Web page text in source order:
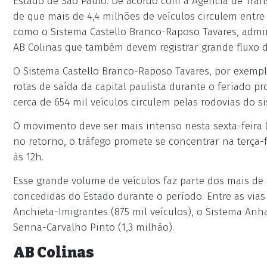
de que mais de 4,4 milhões de veículos circulem
como o Sistema Castello Branco-Raposo Tavares,
AB Colinas que também devem registrar grande fluxo
O Sistema Castello Branco-Raposo Tavares, por
rotas de saída da capital paulista durante o feriado
cerca de 654 mil veículos circulem pelas rodovias do
O movimento deve ser mais intenso nesta sexta-feira
no retorno, o tráfego promete se concentrar na terça-
às 12h.
Esse grande volume de veículos faz parte dos mais
concedidas do Estado durante o período. Entre as
Anchieta-Imigrantes (875 mil veículos), o Sistema
Senna-Carvalho Pinto (1,3 milhão).
AB Colinas